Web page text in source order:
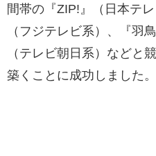
間帯の『ZIP!』（日本テ
（フジテレビ系）、『羽
（テレビ朝日系）などと
築くことに成功しました。